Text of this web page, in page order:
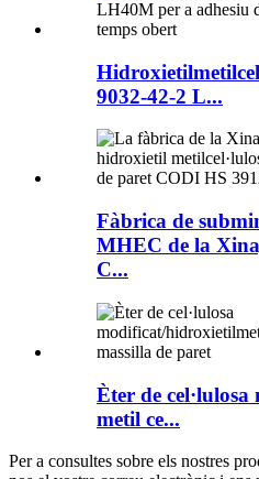
9032-42-2 L...
Fàbrica de
MHEC de la
C...
Èter de
metil ce...
Per a consultes sobre els nostres